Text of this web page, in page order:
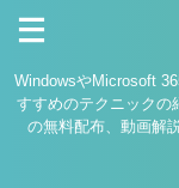
WindowsやMicrosoft
すすめのテクニックの
の無料配布、動画解